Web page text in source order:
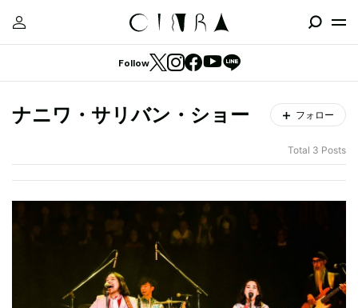
Follow
ナニワ・サリバン・ショー フォロー
Total 3 Posts